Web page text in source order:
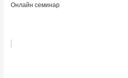
Онлайн семинар